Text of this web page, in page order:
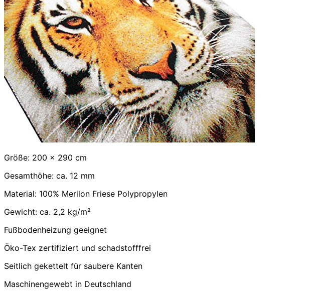
Größe: 200 x 290 cm
Gesamthöhe: ca. 12 mm
Material: 100% Merilon Friese Polypropylen
Gewicht: ca. 2,2 kg/m²
Fußbodenheizung geeignet
Öko-Tex zertifiziert und schadstofffrei
Seitlich gekettelt für saubere Kanten
Maschinengewebt in Deutschland